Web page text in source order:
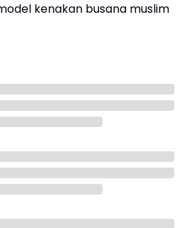
kenakan busana muslim